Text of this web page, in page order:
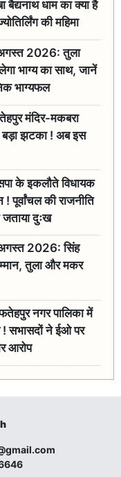
बैद्यनाथ धाम का क्या है
की महिमा
2026: तुला
भाग्य का साथ, जानें
भाग्यफल
मंदिर-मकबरा
बड़ा झटका ! अब इस
के इकलौते विधायक
पूर्वांचल की राजनीति
दुःख
2026: सिंह
तुला और मकर
नगर पालिका में
! सभासदों ने ईओ पर
आरोप